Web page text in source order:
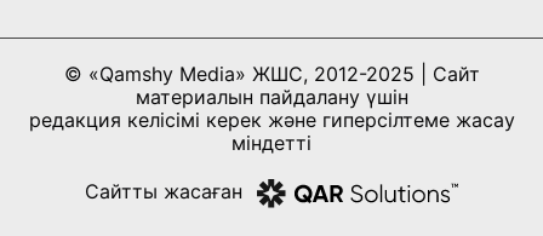
© «Qamshy Media» ЖШС, 2012-2025 | Сайт
материалын пайдалану үшін
редакция келісімі керек және гиперсілтеме жасау
міндетті
Сайтты жасаған